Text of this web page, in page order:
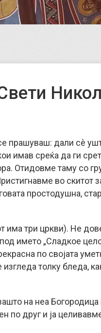
прашуваш: дали сè
имав среќа да ги
Отидовме таму со
во скитот
простодушна,
има три цркви). Не
името „Сладкое
по својата
толку бледа,
на неа Богородица
по друг и ја